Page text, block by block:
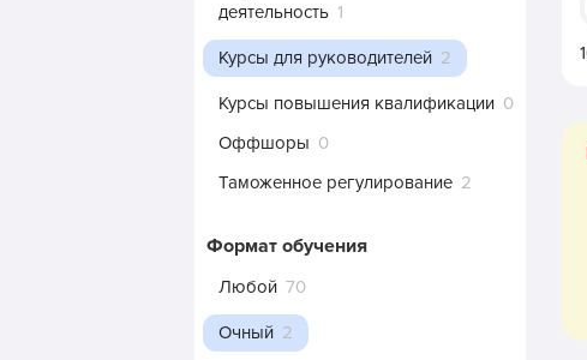
деятельность 1
Курсы для руководителей 2
Курсы повышения квалификации 0
Оффшоры 0
Таможенное регулирование 2
Формат обучения
Любой 70
Очный 2